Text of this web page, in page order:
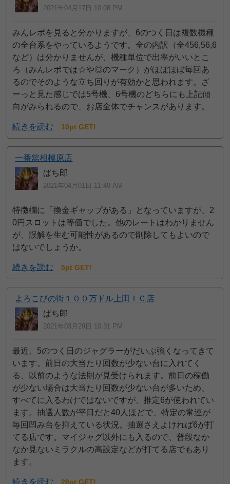
2021年04月17日 10:08 PM
みんレポを見ると分かりますが、6のつく日は複数機種
の全台系をやっているようです。全の内訳（全456,56,6
など）は分かりませんが、機種単位で出率がいいとこ
ろ（みんレポでは☆や◎のマーク）がほぼほぼ毎回あ
るのでそのような立ち回りが有効かと思われます。ざ
ーっと見た感じでは5号機、6号機のどちらにも上記傾
向がみられるので、お店全体でチャンスがあります。
続きを読む 10pt GET!
一番舘相模原店
ぱち郎
2021年04月01日 11:49 AM
特徴欄に「換金ギャップがある」となっていますが、2
0円スロットは等価でした。他のレートはわかりません
が、誤解を生む可能性があるので削除してもよいので
はないでしょうか。
続きを読む 5pt GET!
よろこびの街１００万ドル上田ＩＣ店
ぱち郎
2021年03月29日 10:31 PM
最近、5のつく日のジャグラーがだいぶ強くなってきて
います。前日の大当たり回数が少ない台に入れてく
る、以前のような法則が見受けられます。前日の稼働
が少ない場合は大当たり回数が少ない台が多いため、
すべてに入るわけではないですが、推定6が使われてい
ます。抽選人数が平日だと40人ほどで、特定の常連が
毎回凹み台を抑えている状況。抽選さえよければ6が打
てる店です。マイジャグ以外にも入るので、普段なか
なか見ないミラクルの高設定などが打てる店でもあり
ます。
続きを読む 28pt GET!